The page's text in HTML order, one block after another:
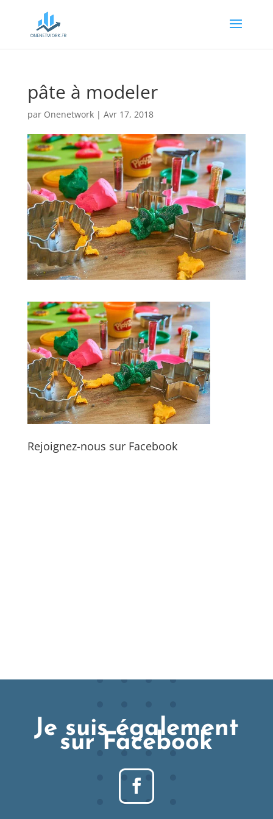
pâte à modeler
par Onenetwork| Avr 17, 2018
Rejoignez-nous sur Facebook
Je suis également
sur Facebook